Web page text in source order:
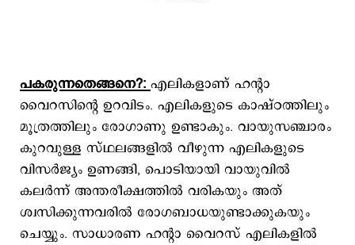
പകരുന്നതെങ്ങനെ?: എലികളാണ് ഹന്‍റാ
വൈറസിന്‍റെ ഉറവിടം. എലികളുടെ കാഷ്ഠത്തിലും
മൂത്രത്തിലും രോഗാണു ഉണ്ടാകും. വായുസഞ്ചാരം
കുറവുള്ള സ്ഥലങ്ങളില്‍ വീഴുന്ന എലികളുടെ
വിസര്‍ജ്യം ഉണങ്ങി, പൊടിയായി വായുവില്‍
കലര്‍ന്ന് അന്തരീക്ഷത്തില്‍ വരികയും അത്
ശ്വസിക്കുന്നവരില്‍ രോഗബാധയുണ്ടാക്കുകയും
ചെയ്യും. സാധാരണ ഹന്‍റാ വൈറസ് എലികളില്‍